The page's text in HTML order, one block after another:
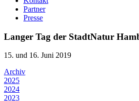
Partner
Presse
Langer Tag der StadtNatur
15. und 16. Juni 2019
Archiv
2025
2024
2023